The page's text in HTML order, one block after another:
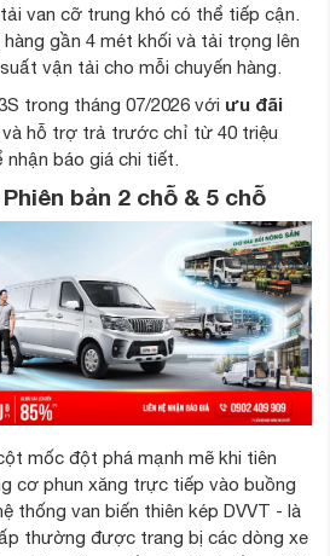
van cỡ trung khó có thể tiếp cận.
gần 4 mét khối và tải trọng lên
vận tải cho mỗi chuyến hàng.
trong tháng 07/2026 với ưu đãi
và hỗ trợ trả trước chỉ từ 40 triệu
nhận báo giá chi tiết.
bản 2 chỗ & 5 chỗ
mốc đột phá mạnh mẽ khi tiên
cơ phun xăng trực tiếp vào buồng
thống van biến thiên kép DVVT - là
thường được trang bị các dòng xe